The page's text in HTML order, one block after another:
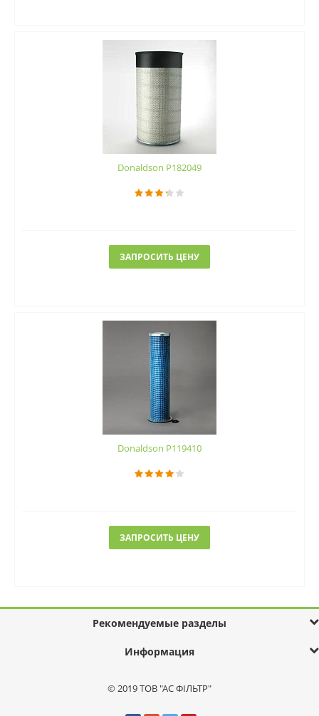
Donaldson P182049
ЗАПРОСИТЬ ЦЕНУ
Donaldson P119410
ЗАПРОСИТЬ ЦЕНУ
Рекомендуемые разделы
Информация
© 2019 ТОВ "АС ФІЛЬТР"